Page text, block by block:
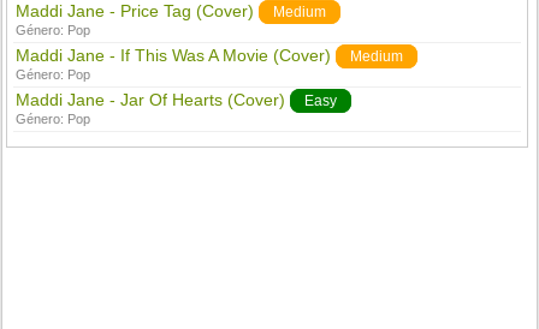
Maddi Jane - Price Tag (Cover) Medium
Género: Pop
Maddi Jane - If This Was A Movie (Cover) Medium
Género: Pop
Maddi Jane - Jar Of Hearts (Cover) Easy
Género: Pop